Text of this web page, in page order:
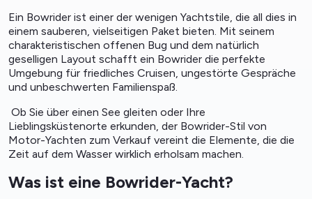
Ein Bowrider ist einer der wenigen Yachtstile, die all dies in
einem sauberen, vielseitigen Paket bieten. Mit seinem
charakteristischen offenen Bug und dem natürlich
geselligen Layout schafft ein Bowrider die perfekte
Umgebung für friedliches Cruisen, ungestörte Gespräche
und unbeschwerten Familienspaß.
Ob Sie über einen See gleiten oder Ihre
Lieblingsküstenorte erkunden, der Bowrider-Stil von
Motor-Yachten zum Verkauf vereint die Elemente, die die
Zeit auf dem Wasser wirklich erholsam machen.
Was ist eine Bowrider-Yacht?